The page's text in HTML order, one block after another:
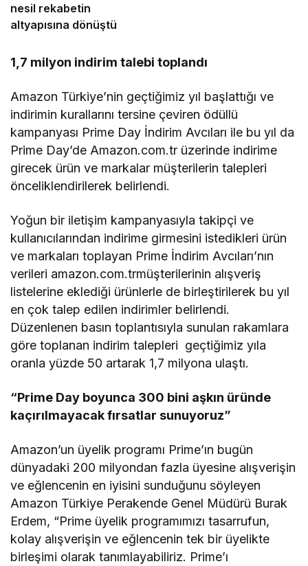
nesil rekabetin
altyapısına dönüştü
1,7 milyon indirim talebi toplandı
Amazon Türkiye’nin geçtiğimiz yıl başlattığı ve
indirimin kurallarını tersine çeviren ödüllü
kampanyası Prime Day İndirim Avcıları ile bu yıl da
Prime Day’de Amazon.com.tr üzerinde indirime
girecek ürün ve markalar müşterilerin talepleri
önceliklendirilerek belirlendi.
Yoğun bir iletişim kampanyasıyla takipçi ve
kullanıcılarından indirime girmesini istedikleri ürün
ve markaları toplayan Prime İndirim Avcıları’nın
verileri amazon.com.trmüşterilerinin alışveriş
listelerine eklediği ürünlerle de birleştirilerek bu yıl
en çok talep edilen indirimler belirlendi.
Düzenlenen basın toplantısıyla sunulan rakamlara
göre toplanan indirim talepleri geçtiğimiz yıla
oranla yüzde 50 artarak 1,7 milyona ulaştı.
“Prime Day boyunca 300 bini aşkın üründe
kaçırılmayacak fırsatlar sunuyoruz”
Amazon’un üyelik programı Prime’ın bugün
dünyadaki 200 milyondan fazla üyesine alışverişin
ve eğlencenin en iyisini sunduğunu söyleyen
Amazon Türkiye Perakende Genel Müdürü Burak
Erdem, “Prime üyelik programımızı tasarrufun,
kolay alışverişin ve eğlencenin tek bir üyelikte
birleşimi olarak tanımlayabiliriz. Prime’ı